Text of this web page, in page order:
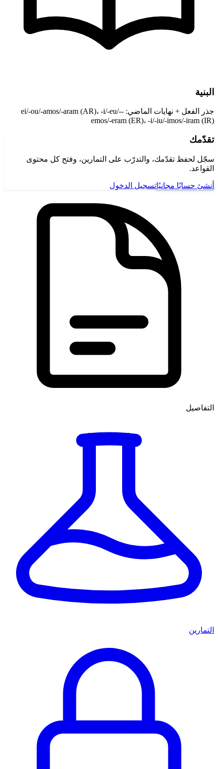
البنية
جذر الفعل + نهايات الماضي: -ei/-ou/-amos/-aram (AR)، -i/-eu/-
emos/-eram (ER)، -i/-iu/-imos/-iram (IR)
تقدّمك
سجّل لحفظ تقدّمك، والتدرّب على التمارين، وفتح كل محتوى
القواعد.
أنشئ حسابًا مجانيًاتسجيل الدخول
التفاصيل
التمارين